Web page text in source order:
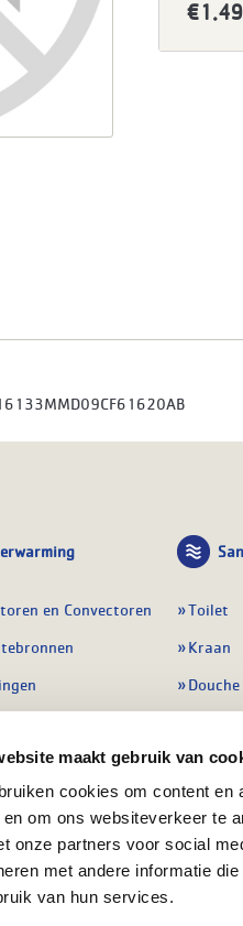
maakt gebruik van
cookies om content
en om ons websiteverkeer te
onze partners voor social
met andere informatie
van hun services.
en Convectoren
Toilet
Kraan
Douche
Alle